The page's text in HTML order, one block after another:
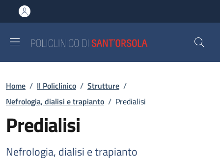
al contenuto principale
to footer content
Briciole di pane
Home / Il Policlinico / Strutture /
Nefrologia, dialisi e trapianto / Predialisi
Predialisi
Nefrologia, dialisi e trapianto